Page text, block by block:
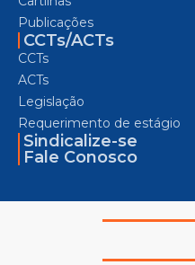
Publicações
CCTs/ACTs
CCTs
ACTs
Legislação
Requerimento de estágio
Sindicalize-se
Fale Conosco